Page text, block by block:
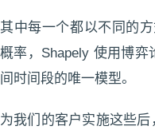
其中每一个都以不同的
概率，Shapely 使用博
间时间段的唯一模型。
为我们的客户实施这些后